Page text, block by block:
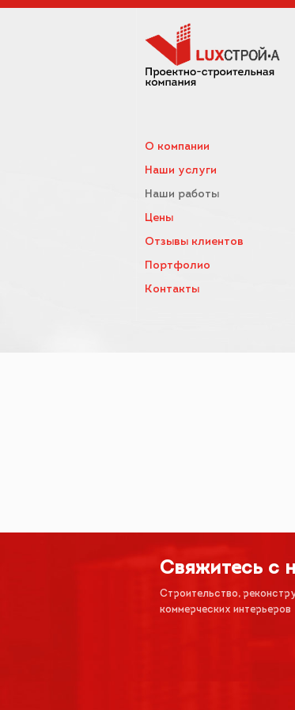
О компании
Наши услуги
Наши работы
Цены
Отзывы клиентов
Портфолио
Контакты
Свяжитесь с
Строительство,
коммерческих интерьеров